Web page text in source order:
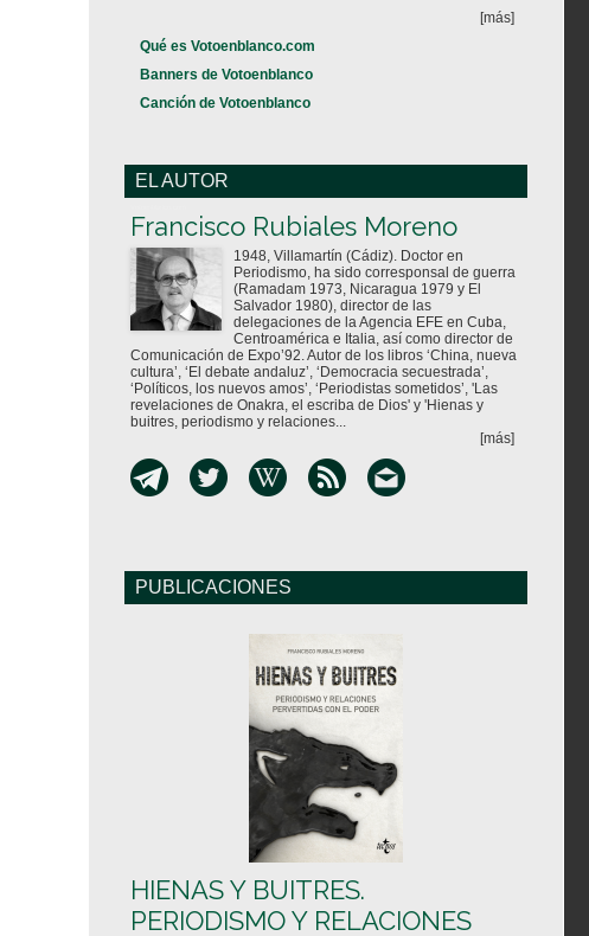
[más]
Qué es Votoenblanco.com
Banners de Votoenblanco
Canción de Votoenblanco
EL AUTOR
Francisco Rubiales Moreno
1948, Villamartín (Cádiz). Doctor en
Periodismo, ha sido corresponsal de guerra
(Ramadam 1973, Nicaragua 1979 y El
Salvador 1980), director de las
delegaciones de la Agencia EFE en Cuba,
Centroamérica e Italia, así como director de
Comunicación de Expo’92. Autor de los libros ‘China, nueva
cultura’, ‘El debate andaluz’, ‘Democracia secuestrada’,
‘Políticos, los nuevos amos’, ‘Periodistas sometidos’, 'Las
revelaciones de Onakra, el escriba de Dios' y 'Hienas y
buitres, periodismo y relaciones...
[más]
PUBLICACIONES
HIENAS Y BUITRES.
PERIODISMO Y RELACIONES